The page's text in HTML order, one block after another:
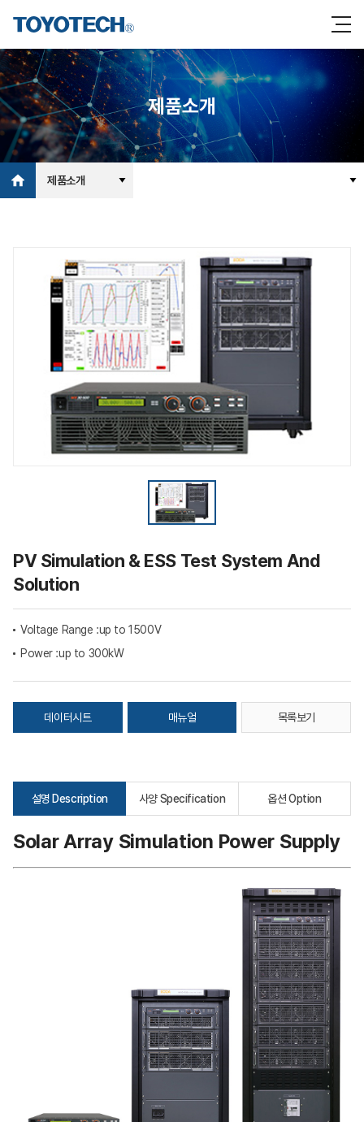
제품소개
제품소개
PV Simulation & ESS Test System And
Solution
Voltage Range :up to 1500V
Power :up to 300kW
데이터시트 매뉴얼 목록보기
설명 Description 사양 Specification 옵션 Option
Solar Array Simulation Power Supply